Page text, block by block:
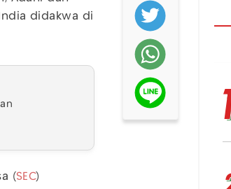
didakwa di
(SEC)